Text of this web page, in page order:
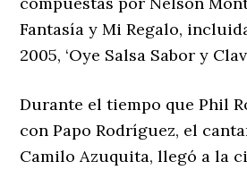
Fantasía y Mi Regalo,
2005, ‘Oye Salsa Sabor y
Durante el tiempo que Phil
con Papo Rodríguez, el
Camilo Azuquita, llegó a la